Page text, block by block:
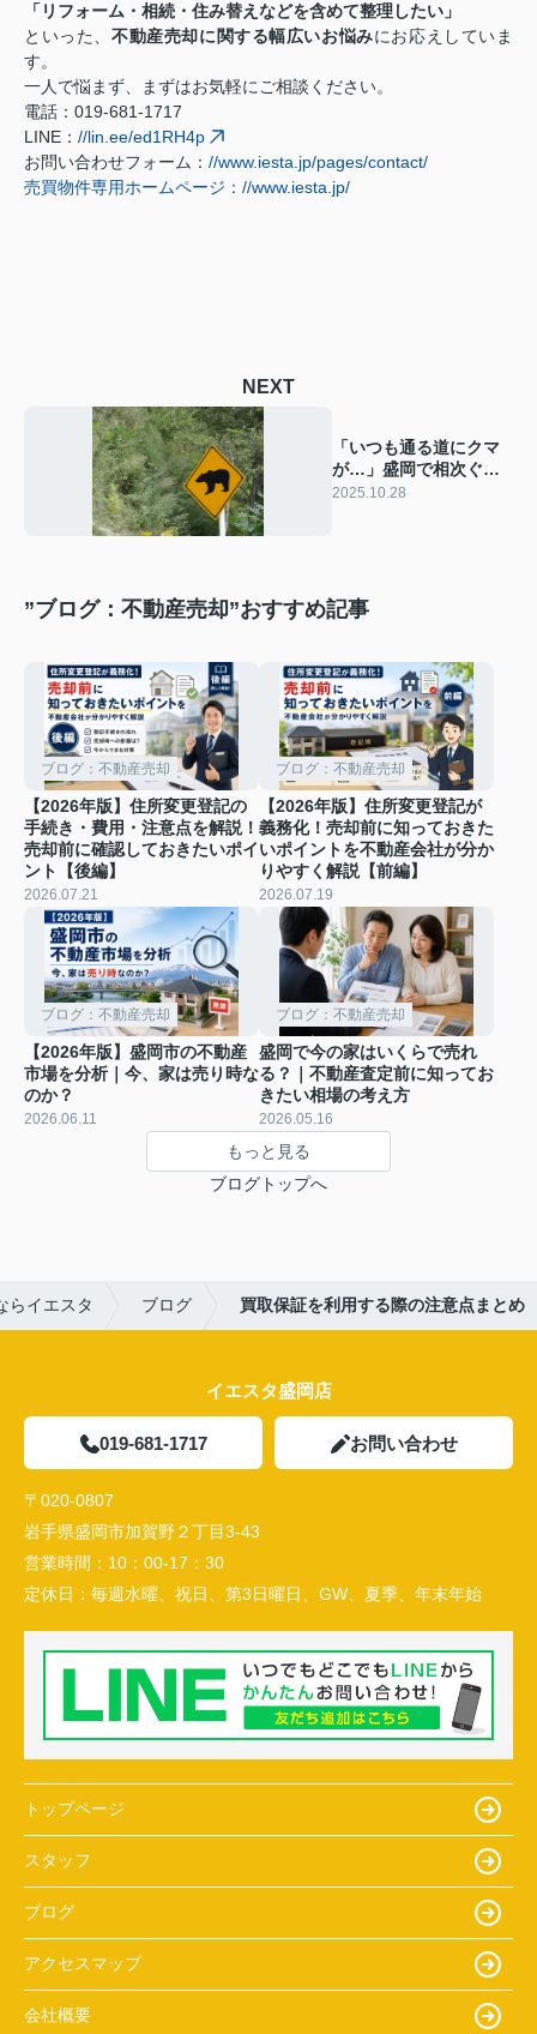
「リフォーム・相続・住み替えなどを含めて整理したい」
といった、 不動産売却に関する幅広いお悩みにお応えしていま
す。
一人で悩まず、まずはお気軽にご相談ください。
電話：019-681-1717
LINE： //lin.ee/ed1RH4p
お問い合わせフォーム： //www.iesta.jp/pages/contact/
売買物件専用ホームページ：//www.iesta.jp/
NEXT
「いつも通る道にクマ
が…」盛岡で相次ぐ出
没に戸惑う日常
2025.10.28
”ブログ：不動産売却”おすすめ記事
ブログ：不動産売却
【2026年版】住所変更登記の
手続き・費用・注意点を解説！
売却前に確認しておきたいポイ
ント【後編】
2026.07.21
ブログ：不動産売却
【2026年版】住所変更登記が
義務化！売却前に知っておきた
いポイントを不動産会社が分か
りやすく解説【前編】
2026.07.19
ブログ：不動産売却
【2026年版】盛岡市の不動産
市場を分析｜今、家は売り時な
のか？
2026.06.11
ブログ：不動産売却
盛岡で今の家はいくらで売れ
る？｜不動産査定前に知ってお
きたい相場の考え方
2026.05.16
もっと見る
ブログトップへ
らイエスタ ブログ 買取保証を利用する際の注意点まとめ
イエスタ盛岡店
019-681-1717 お問い合わせ
〒020-0807
岩手県盛岡市加賀野２丁目3-43
営業時間： 10：00-17：30
定休日： 毎週水曜、祝日、第3日曜日、GW、夏季、年末年始
トップページ
スタッフ
ブログ
アクセスマップ
会社概要